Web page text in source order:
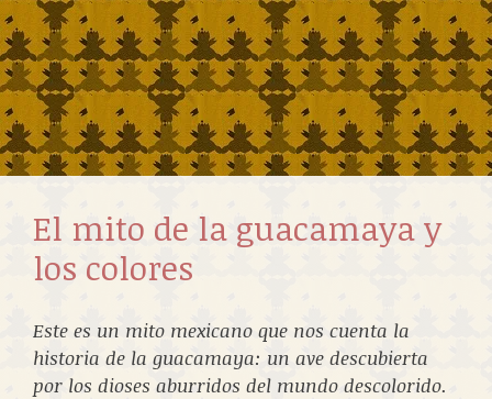
El mito de la guacamaya y
los colores
Este es un mito mexicano que nos cuenta la
historia de la guacamaya: un ave descubierta
por los dioses aburridos del mundo descolorido.